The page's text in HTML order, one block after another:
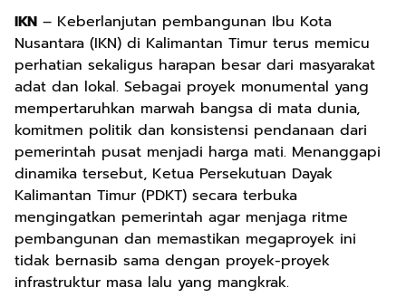
IKN – Keberlanjutan pembangunan Ibu Kota
Nusantara (IKN) di Kalimantan Timur terus memicu
perhatian sekaligus harapan besar dari masyarakat
adat dan lokal. Sebagai proyek monumental yang
mempertaruhkan marwah bangsa di mata dunia,
komitmen politik dan konsistensi pendanaan dari
pemerintah pusat menjadi harga mati. Menanggapi
dinamika tersebut, Ketua Persekutuan Dayak
Kalimantan Timur (PDKT) secara terbuka
mengingatkan pemerintah agar menjaga ritme
pembangunan dan memastikan megaproyek ini
tidak bernasib sama dengan proyek-proyek
infrastruktur masa lalu yang mangkrak.